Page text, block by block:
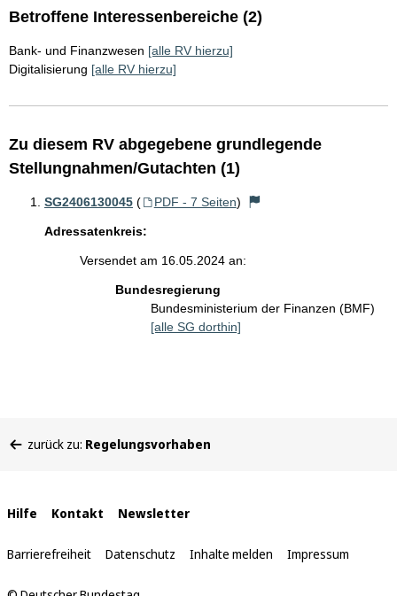
Betroffene Interessenbereiche (2)
Bank- und Finanzwesen [alle RV hierzu]
Digitalisierung [alle RV hierzu]
Zu diesem RV abgegebene grundlegende
Stellungnahmen/Gutachten (1)
SG2406130045 ( PDF - 7 Seiten)
Adressatenkreis:
Versendet am 16.05.2024 an:
Bundesregierung
Bundesministerium der Finanzen (BMF)
[alle SG dorthin]
befinden
zurück zu: Regelungsvorhaben
Interne
Links
Hilfe Kontakt Newsletter
Barrierefreiheit Datenschutz Inhalte melden Impressum